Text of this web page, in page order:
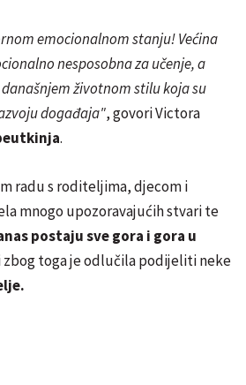
emocionalnom stanju! Većina
nesposobna za učenje, a
životnom stilu koja su
događaja", govori Victora
.
radu s roditeljima, djecom i
mnogo upozoravajućih stvari te
postaju sve gora i gora u
zbog toga je odlučila podijeliti neke